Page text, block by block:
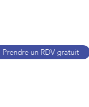
Prendre un RDV gratuit